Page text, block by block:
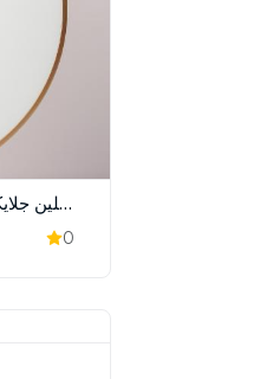
PEG-7 – Polyethylene Glycol 7 / بولي إيثيلين جلايكول
0